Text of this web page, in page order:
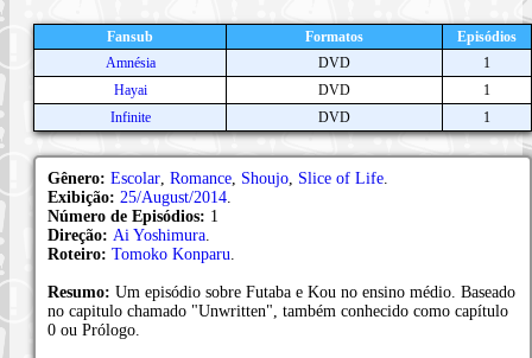
Fansub Formatos
Episódios
Amnésia
DVD
1
Hayai
DVD
1
Infinite
DVD 1
Gênero: Escolar Romance Shoujo Slice of Life
Exibição: 25/August/2014
Número de Episódios: 1
Direção: Ai Yoshimura
Roteiro: Tomoko Konparu
Resumo: Um episódio sobre Futaba e Kou no ensino médio. Baseado
no capitulo chamado "Unwritten", também conhecido como capítulo
0 ou Prólogo.